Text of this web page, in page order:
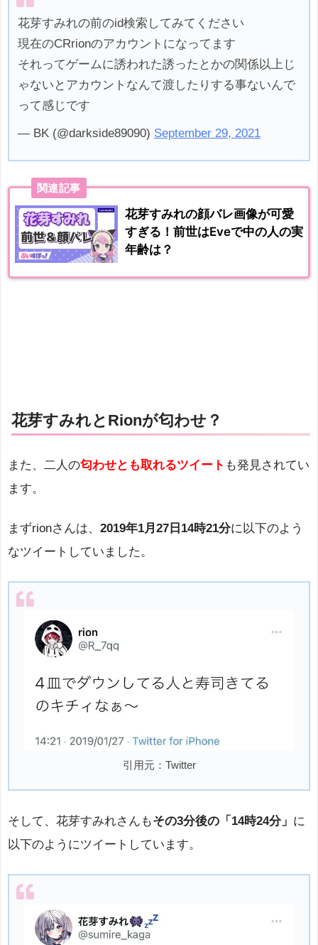
花芽すみれの前のid検索してみてください
現在のCRrionのアカウントになってます
それってゲームに誘われた誘ったとかの関係以上じ
ゃないとアカウントなんて渡したりする事ないんで
って感じです
— BK (@darkside89090) September 29, 2021
関連記事
花芽すみれの顔バレ画像が可愛
すぎる！前世はEveで中の人の実
年齢は？
花芽すみれとRionが匂わせ？
また、二人の匂わせとも取れるツイート も発見されてい
ます。
まずrionさんは、 2019年1月27日14時21分に以下のよう
なツイートしていました。
引用元：Twitter
そして、花芽すみれさんもその3分後の「14時24分」 に
以下のようにツイートしています。